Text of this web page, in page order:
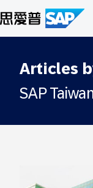
至
主
內
Articles
SAP